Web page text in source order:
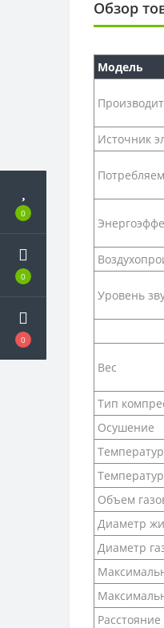
0
0
0
Обзор
Модель
Источник
Уровень
Вес
Тип
Осушение
Объем
Диаметр
Диаметр